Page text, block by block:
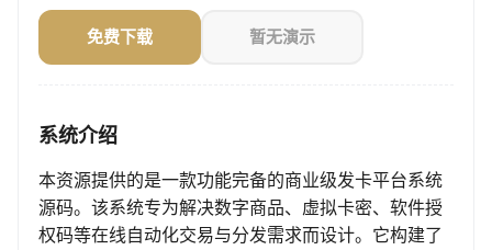
免费下载 暂无演示
系统介绍
本资源提供的是一款功能完备的商业级发卡平台系统
源码。该系统专为解决数字商品、虚拟卡密、软件授
权码等在线自动化交易与分发需求而设计。它构建了